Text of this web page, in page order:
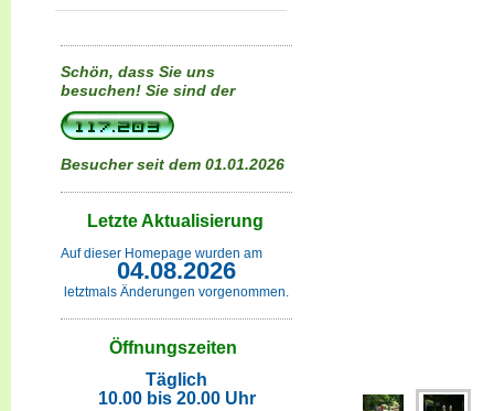
Schön, dass Sie uns
besuchen! Sie sind der
Besucher seit dem 01.01.2026
Letzte Aktualisierung
Auf dieser Homepage wurden am
04.08.2026
letztmals Änderungen vorgenommen.
Öffnungszeiten
Täglich
10.00 bis 20.00 Uhr